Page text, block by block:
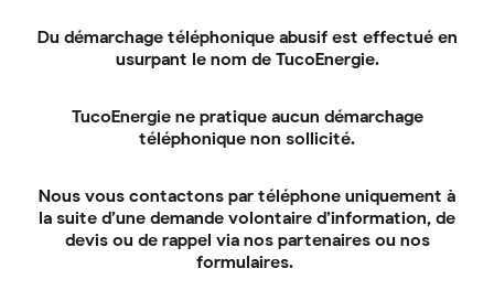
Le gaz réfrigérant est le vecteur de l’énergie de la
ou eau souterraine) pour les transférer à votre
réseau de chauffage (unités intérieures, radiateurs
être capable de se transformer facilement en vapeur
et en liquide. Il doit également avoir un impact sur
l’environnement le plus faible possible.
Du démarchage téléphonique abusif est effectué en
usurpant le nom de TucoEnergie.
TucoEnergie ne pratique aucun démarchage
téléphonique non sollicité.
Nous vous contactons par téléphone uniquement à
la suite d’une demande volontaire d’information, de
devis ou de rappel via nos partenaires ou nos
formulaires.